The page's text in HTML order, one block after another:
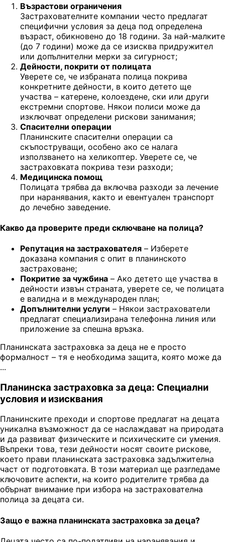
Възрастови ограничения
Застрахователните компании често предлагат
специфични условия за деца под определена
възраст, обикновено до 18 години. За най-малките
(до 7 години) може да се изисква придружител
или допълнителни мерки за сигурност;
Дейности, покрити от полицата
Уверете се, че избраната полица покрива
конкретните дейности, в които детето ще
участва – катерене, колоездене, ски или други
екстремни спортове. Някои полиси може да
изключват определени рискови занимания;
Спасителни операции
Планинските спасителни операции са
скъпоструващи, особено ако се налага
използването на хеликоптер. Уверете се, че
застраховката покрива тези разходи;
Медицинска помощ
Полицата трябва да включва разходи за лечение
при наранявания, както и евентуален транспорт
до лечебно заведение.
Какво да проверите преди сключване на полица?
Репутация на застрахователя – Изберете
доказана компания с опит в планинското
застраховане;
Покритие за чужбина – Ако детето ще участва в
дейности извън страната, уверете се, че полицата
е валидна и в международен план;
Допълнителни услуги – Някои застрахователи
предлагат специализирана телефонна линия или
приложение за спешна връзка.
Планинската застраховка за деца не е просто
формалност – тя е необходима защита, която може да
...
Планинска застраховка за деца: Специални
условия и изисквания
Планинските преходи и спортове предлагат на децата
уникална възможност да се наслаждават на природата
и да развиват физическите и психическите си умения.
Въпреки това, тези дейности носят своите рискове,
което прави планинската застраховка задължителна
част от подготовката. В този материал ще разгледаме
ключовите аспекти, на които родителите трябва да
обърнат внимание при избора на застрахователна
полица за децата си.
Защо е важна планинската застраховка за деца?